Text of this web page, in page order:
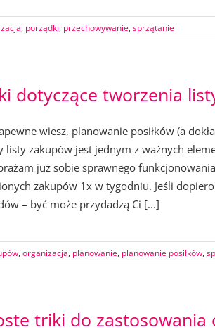
, porządki, przechowywanie, sprzątanie
dotyczące tworzenia
wiesz, planowanie posiłków (a
listy zakupów jest jednym z ważnych
już sobie sprawnego
zakupów 1x w tygodniu. Jeśli
– być może przydadzą Ci [...]
, organizacja, planowanie, planowanie posiłków,
triki do zastosowania